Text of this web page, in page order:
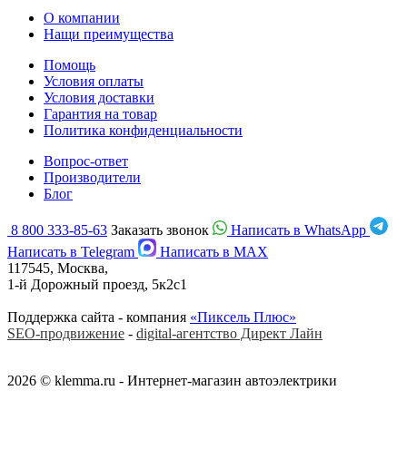
О компании
Нащи преимущества
Помощь
Условия оплаты
Условия доставки
Гарантия на товар
Политика конфиденциальности
Вопрос-ответ
Производители
Блог
8 800 333-85-63 Заказать звонок
Написать в WhatsApp
Написать в Telegram
Написать в MAX
117545, Москва,
1-й Дорожный проезд, 5к2с1
Поддержка сайта - компания «Пиксель Плюс»
SEO-продвижение - digital-агентство Директ Лайн
2026 © klemma.ru - Интернет-магазин автоэлектрики